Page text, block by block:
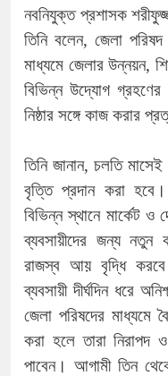
নবনিযুক্ত প্রশাসক
তিনি বলেন, জেলা
মাধ্যমে জেলার উন্নয়ন,
বিভিন্ন উদ্যোগ
নিষ্ঠার সঙ্গে কাজ করার
তিনি জানান, চলতি মাসেই
বৃত্তি প্রদান করা হবে।
বিভিন্ন স্থানে মার্কেট ও
ব্যবসায়ীদের জন্য নতুন
রাজস্ব আয় বৃদ্ধি
ব্যবসায়ী দীর্ঘদিন ধরে
জেলা পরিষদের মাধ্যমে
করা হলে তারা নিরাপদ
পাবেন। আগামী তিন